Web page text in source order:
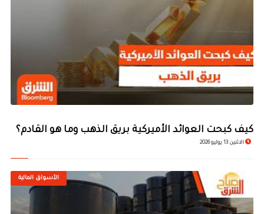
كيف كبحت العوائد الأميركية بريق الذهب وما هو القادم؟
الاثنين 13 يوليو 2026
الأسواق المالية